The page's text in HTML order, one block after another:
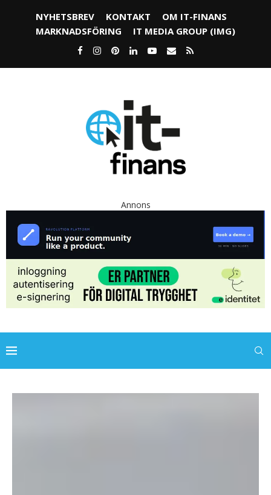
NYHETSBREV KONTAKT
OM IT-FINANS
MARKNADSFÖRING
IT MEDIA GROUP (IMG)
Annons